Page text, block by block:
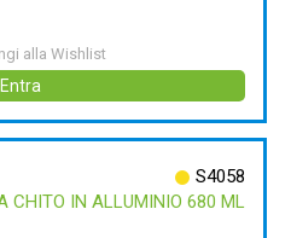
alla Wishlist
Entra
S4058
CHITO IN ALLUMINIO 680 ML